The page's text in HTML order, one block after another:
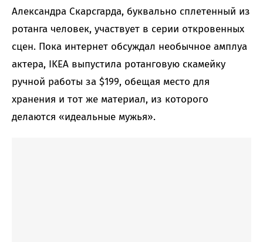
Александра Скарсгарда, буквально сплетенный из
ротанга человек, участвует в серии откровенных
сцен. Пока интернет обсуждал необычное амплуа
актера, IKEA выпустила ротанговую скамейку
ручной работы за $199, обещая место для
хранения и тот же материал, из которого
делаются «идеальные мужья».